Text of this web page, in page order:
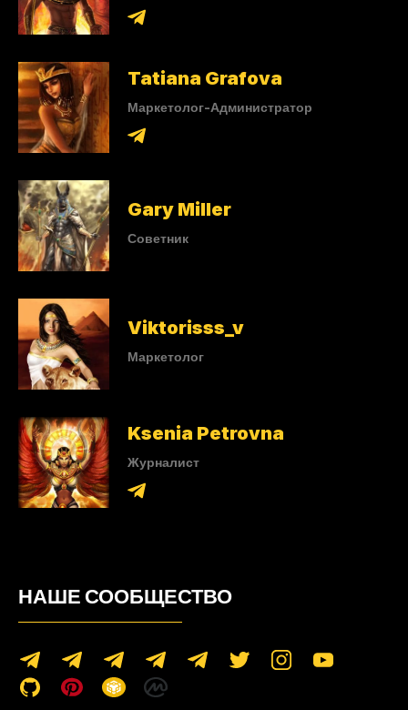
Tatiana Grafova
Маркетолог-Администратор
Gary Miller
Советник
Viktorisss_v
Маркетолог
Ksenia Petrovna
Журналист
НАШЕ СООБЩЕСТВО